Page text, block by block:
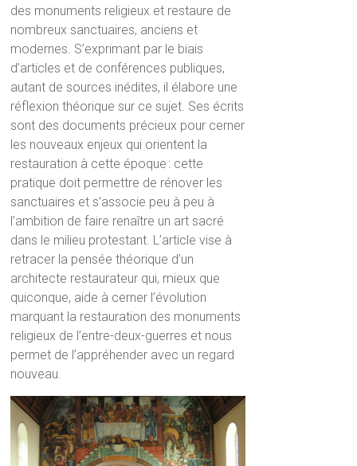
des monuments religieux et restaure de
nombreux sanctuaires, anciens et
modernes. S’exprimant par le biais
d’articles et de conférences publiques,
autant de sources inédites, il élabore une
réflexion théorique sur ce sujet. Ses écrits
sont des documents précieux pour cerner
les nouveaux enjeux qui orientent la
restauration à cette époque : cette
pratique doit permettre de rénover les
sanctuaires et s’associe peu à peu à
l’ambition de faire renaître un art sacré
dans le milieu protestant. L’article vise à
retracer la pensée théorique d’un
architecte restaurateur qui, mieux que
quiconque, aide à cerner l’évolution
marquant la restauration des monuments
religieux de l’entre-deux-guerres et nous
permet de l’appréhender avec un regard
nouveau.